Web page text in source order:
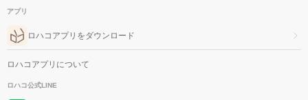
アプリ
ロハコアプリをダウンロード
ロハコアプリについて
ロハコ公式LINE